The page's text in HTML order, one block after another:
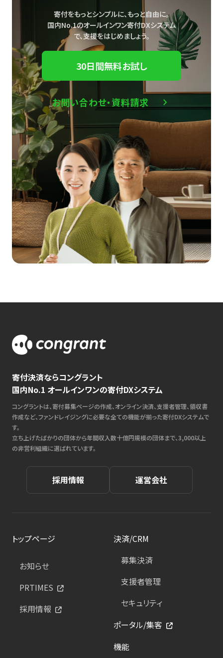
寄付をもっとシンプルに、もっと自由に。
国内No.1のオールインワン寄付DXシステム
で、支援をはじめましょう。
30日間無料お試し
お問い合わせ・資料請求
寄付決済ならコングラント
国内No.1 オールインワンの寄付DXシステム
コングラントは、寄付募集ページの作成、オンライン決済、支援者管理、領収書
作成など、ファンドレイジングに必要な全ての機能が揃った寄付DXシステムで
す。
立ち上げたばかりの団体から年間収入数十億円規模の団体まで、3,000以上
の非営利組織に選ばれています。
採用情報 運営会社
トップページ
お知らせ
PRTIMES
採用情報
決済/CRM
募集決済
支援者管理
セキュリティ
ポータル/集客
機能